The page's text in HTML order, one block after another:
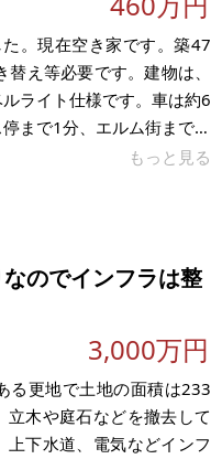
。現在空き家です。築47
ライト仕様です。車は約6
まで1分、エルム街まで車
もっと見る
のでインフラは整
3,000万円
る更地で土地の面積は233
木や庭石などを撤去して
下水道、電気などインフ